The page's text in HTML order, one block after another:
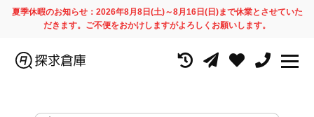
夏季休暇のお知らせ：2026年8月8日(土)～8月16日(日)まで休業とさせていた
だきます。ご不便をおかけしますがよろしくお願いします。